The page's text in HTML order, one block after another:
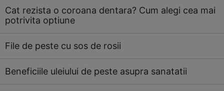
Cat rezista o coroana dentara? Cum alegi cea mai
potrivita optiune
File de peste cu sos de rosii
Beneficiile uleiului de peste asupra sanatatii